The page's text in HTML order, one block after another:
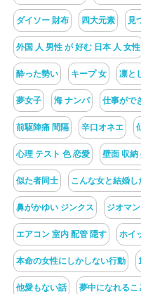
ダイソー 財布 四大元素 見
外国 人 男性 が 好む 日本 人 女性
酔った勢い キープ 女 凛と
夢女子 海 ナンパ 仕事がで
前駆陣痛 間隔 辛口オネエ
心理 テスト 色 恋愛 壁面 収納
似た者同士 こんな女と結婚し
鼻がかゆい ジンクス ジオマ
エアコン 室内 配管 隠す ホイ
本命の女性にしかしない行動
他愛もない話 夢中になれるこ